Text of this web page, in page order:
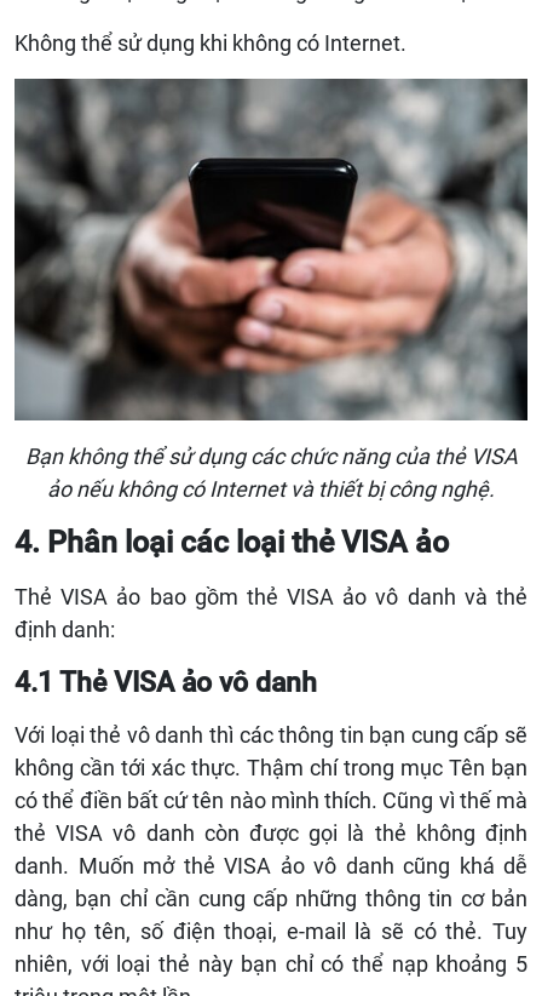
Không thể sử dụng khi không có Internet.
Bạn không thể sử dụng các chức năng của thẻ VISA
ảo nếu không có Internet và thiết bị công nghệ.
4. Phân loại các loại thẻVISAảo
Thẻ VISA ảo bao gồm thẻVISA ảo vô danh và thẻ
định danh:
4.1 Thẻ VISA ảo vô danh
Với loại thẻ vô danh thì các thông tin bạn cung cấp sẽ
không cần tới xác thực. Thậm chí trong mục Tên bạn
có thể điền bất cứ tên nào mình thích. Cũng vì thế mà
thẻ VISA vô danh còn được gọi là thẻ không định
danh. Muốn mở thẻ VISA ảo vô danh cũng khá dễ
dàng, bạn chỉ cần cung cấp những thông tin cơ bản
như họ tên, số điện thoại, e-mail là sẽ có thẻ. Tuy
nhiên, với loại thẻ này bạn chỉ có thể nạp khoảng 5